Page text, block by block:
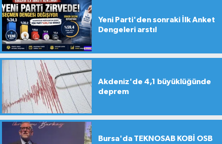
Yeni Parti'den sonraki İlk Anket
Dengeleri arstı!
Akdeniz'de 4,1 büyüklüğünde
deprem
Bursa'da TEKNOSAB KOBİ OSB